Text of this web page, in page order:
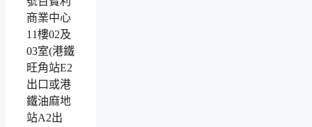
商業中心
11樓02及
03室(港鐵
旺角站E2
出口或港
鐵油麻地
站A2出